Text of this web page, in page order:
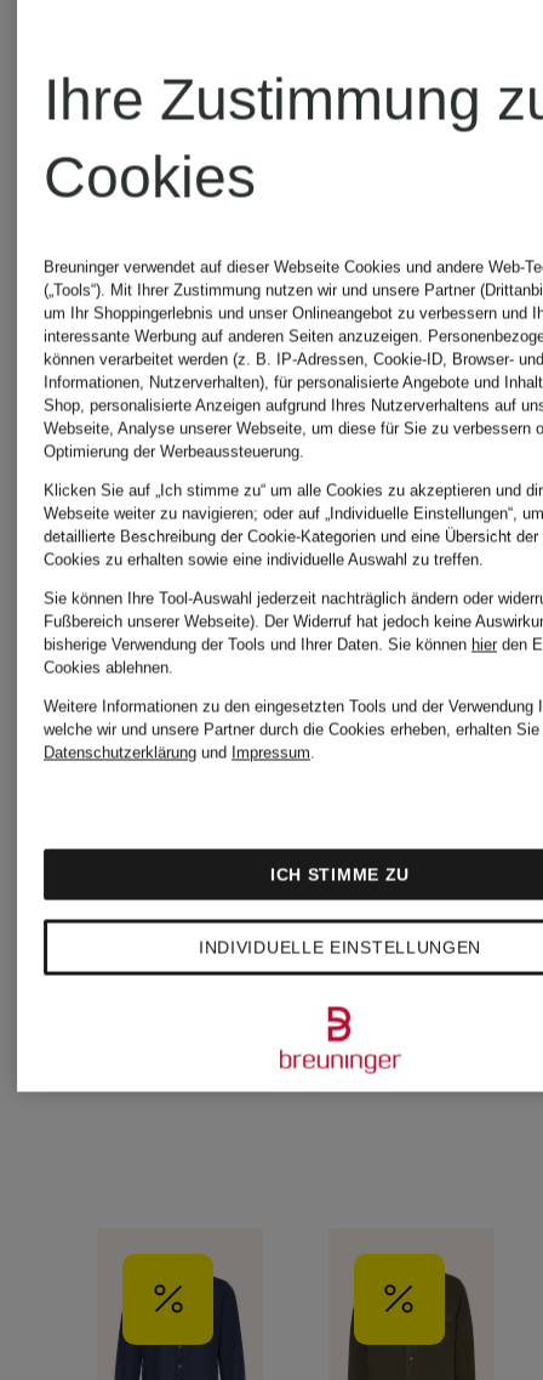
Zertifiziert
STROKESMAN'S
Hemd
Regular
Fit mit
Leinen
CHF 35
Zertifiziert
Hemd
Comfort
CHF
CHF 70
Ihre Zustimmung
Cookies
Breuninger verwendet auf dieser Webseite Cookies und andere Web-
(„Tools“). Mit Ihrer Zustimmung nutzen wir und unsere Partner
um Ihr Shoppingerlebnis und unser Onlineangebot zu verbessern und
interessante Werbung auf anderen Seiten anzuzeigen.
können verarbeitet werden (z. B. IP-Adressen, Cookie-ID, Browser-
Informationen, Nutzerverhalten), für personalisierte Angebote und
Shop, personalisierte Anzeigen aufgrund Ihres Nutzerverhaltens auf
Webseite, Analyse unserer Webseite, um diese für Sie zu verbessern
Optimierung der Werbeaussteuerung.
Klicken Sie auf „Ich stimme zu“ um alle Cookies zu akzeptieren und
Webseite weiter zu navigieren; oder auf „Individuelle Einstellungen“,
detaillierte Beschreibung der Cookie-Kategorien und eine Übersicht
Cookies zu erhalten sowie eine individuelle Auswahl zu treffen.
Sie können Ihre Tool-Auswahl jederzeit nachträglich ändern oder
Fußbereich unserer Webseite). Der Widerruf hat jedoch keine
bisherige Verwendung der Tools und Ihrer Daten. Sie können hier den
Cookies ablehnen.
Weitere Informationen zu den eingesetzten Tools und der Verwendung
welche wir und unsere Partner durch die Cookies erheben, erhalten
Datenschutzerklärung und Impressum.
INDIVIDUELLE EINSTELLUNGEN
ICH STIMME ZU